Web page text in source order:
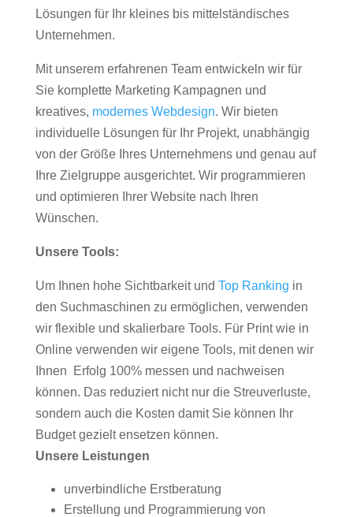
Lösungen für Ihr kleines bis mittelständisches
Unternehmen.
Mit unserem erfahrenen Team entwickeln wir für
Sie komplette Marketing Kampagnen und
kreatives, modernes Webdesign. Wir bieten
individuelle Lösungen für Ihr Projekt, unabhängig
von der Größe Ihres Unternehmens und genau auf
Ihre Zielgruppe ausgerichtet. Wir programmieren
und optimieren Ihrer Website nach Ihren
Wünschen.
Unsere Tools:
Um Ihnen hohe Sichtbarkeit und Top Ranking in
den Suchmaschinen zu ermöglichen, verwenden
wir flexible und skalierbare Tools. Für Print wie in
Online verwenden wir eigene Tools, mit denen wir
Ihnen Erfolg 100% messen und nachweisen
können. Das reduziert nicht nur die Streuverluste,
sondern auch die Kosten damit Sie können Ihr
Budget gezielt ensetzen können.
Unsere Leistungen
unverbindliche Erstberatung
Erstellung und Programmierung von